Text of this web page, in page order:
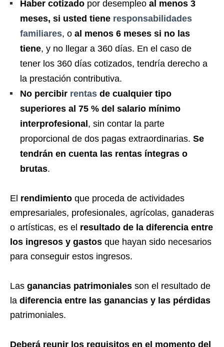
Haber cotizado por desempleo al menos 3
meses, si usted tiene responsabilidades
familiares, o al menos 6 meses si no las
tiene, y no llegar a 360 días. En el caso de
tener los 360 días cotizados, tendría derecho a
la prestación contributiva.
No percibir rentas de cualquier tipo
superiores al 75 % del salario mínimo
interprofesional , sin contar la parte
proporcional de dos pagas extraordinarias. Se
tendrán en cuenta las rentas íntegras o
brutas.
El rendimiento que proceda de actividades
empresariales, profesionales, agrícolas, ganaderas
o artísticas, es el resultado de la diferencia entre
los ingresos y gastos que hayan sido necesarios
para conseguir estos ingresos.
Las ganancias patrimoniales son el resultado de
la diferencia entre las ganancias y las pérdidas
patrimoniales.
Deberá reunir los requisitos en el momento del